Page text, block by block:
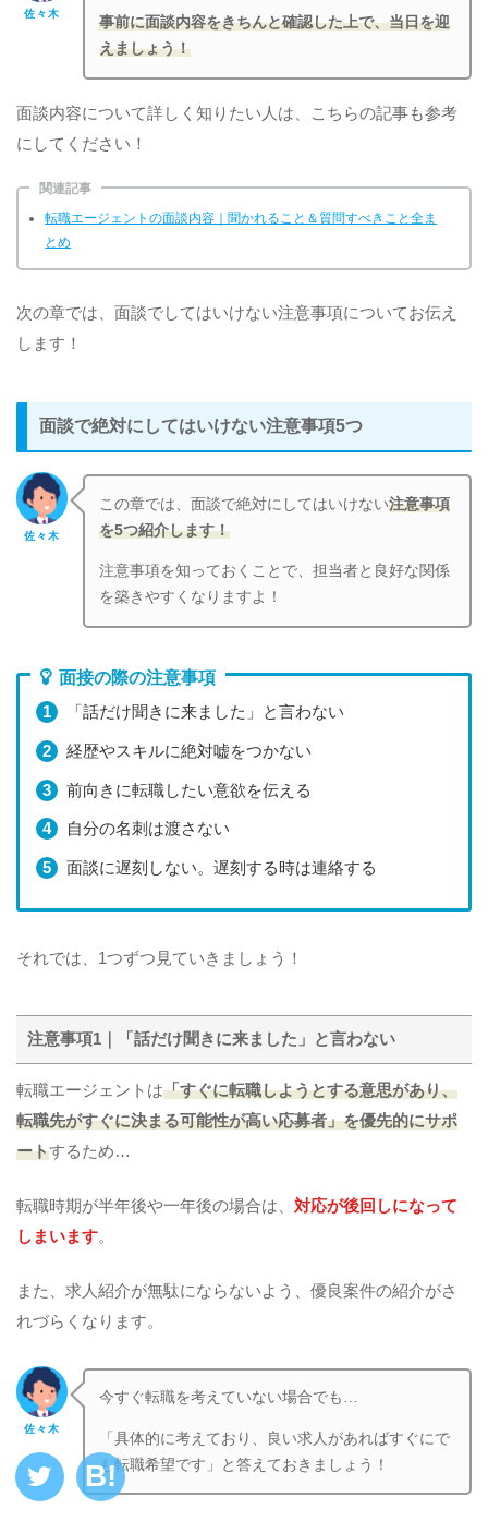
佐々木
事前に面談内容をきちんと確認した上で、当日を迎
えましょう！
面談内容について詳しく知りたい人は、こちらの記事も参考
にしてください！
関連記事
転職エージェントの面談内容｜聞かれること＆質問すべきこと全ま
とめ
次の章では、面談でしてはいけない注意事項についてお伝え
します！
面談で絶対にしてはいけない注意事項5つ
佐々木
この章では、面談で絶対にしてはいけない注意事項
を5つ紹介します！
注意事項を知っておくことで、担当者と良好な関係
を築きやすくなりますよ！
面接の際の注意事項
「話だけ聞きに来ました」と言わない
経歴やスキルに絶対嘘をつかない
前向きに転職したい意欲を伝える
自分の名刺は渡さない
面談に遅刻しない。遅刻する時は連絡する
それでは、1つずつ見ていきましょう！
注意事項1｜「話だけ聞きに来ました」と言わない
転職エージェントは「すぐに転職しようとする意思があり、
転職先がすぐに決まる可能性が高い応募者」を優先的にサポ
ートするため…
転職時期が半年後や一年後の場合は、 対応が後回しになって
しまいます。
また、求人紹介が無駄にならないよう、優良案件の紹介がさ
れづらくなります。
佐々木
今すぐ転職を考えていない場合でも…
「具体的に考えており、良い求人があればすぐにで
も転職希望です」と答えておきましょう！